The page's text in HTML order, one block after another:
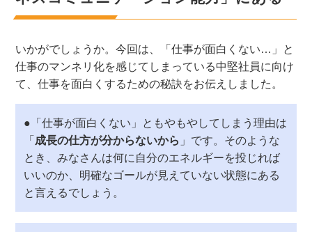
いかがでしょうか。今回は、「仕事が面白くない…」と
仕事のマンネリ化を感じてしまっている中堅社員に向け
て、仕事を面白くするための秘訣をお伝えしました。
●「仕事が面白くない」ともやもやしてしまう理由は
「 成長の仕方が分からないから 」です。そのような
とき、みなさんは何に自分のエネルギーを投じれば
いいのか、明確なゴールが見えていない状態にある
と言えるでしょう。